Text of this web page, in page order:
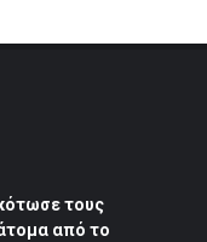
τους
από το